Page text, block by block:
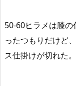
50-60ヒラメは膝
ったつもりだけど
ス仕掛けが切れた。